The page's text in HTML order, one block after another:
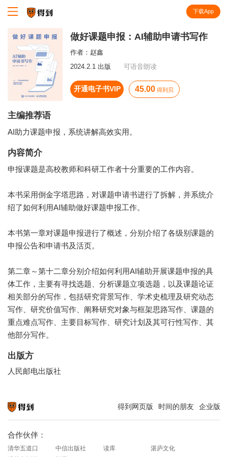
下载App
做好课题申报：AI辅助申请书写作
作者： 赵鑫
2024.2.1 出版
可语音朗读
开通电子书VIP 45.00 得到贝
主编推荐语
AI助力课题申报，系统讲解高效实用。
内容简介
申报课题是高校教师和科研工作者十分重要的工作内容。
本书采用倒金字塔思路，对课题申请书进行了拆解，并系统介
绍了如何利用AI辅助做好课题申报工作。
本书第一章对课题申报进行了概述，分别介绍了各级别课题的
申报公告和申请书及活页。
第二章～第十二章分别介绍如何利用AI辅助开展课题申报的具
体工作，主要有寻找选题、分析课题立项选题，以及课题论证
相关部分的写作，包括研究背景写作、学术史梳理及研究动态
写作、研究价值写作、阐释研究对象与框架思路写作、课题的
重点难点写作、主要目标写作、研究计划及其可行性写作、其
他部分写作。
出版方
人民邮电出版社
得到网页版 时间的朋友 企业版
合作伙伴：
清华五道口 中信出版社 读库
湛庐文化